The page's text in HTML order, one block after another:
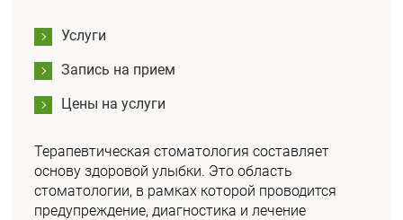
Услуги
Запись на прием
Цены на услуги
Терапевтическая стоматология составляет
основу здоровой улыбки. Это область
стоматологии, в рамках которой проводится
предупреждение, диагностика и лечение